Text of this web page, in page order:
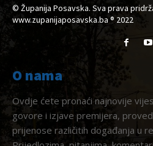
© Županija Posavska. Sva prava
www.zupanijaposavska.ba ® 2022
O nama
Ovdje ćete pronaći najnovije
govore i izjave premijera,
prijenose različitih događanja u